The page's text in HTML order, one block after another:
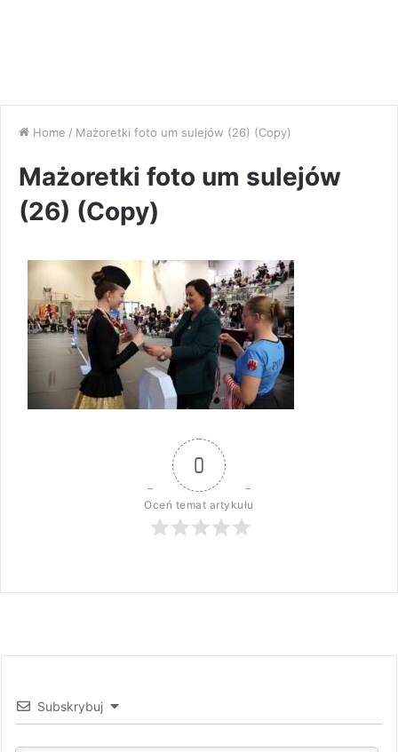
Home / Mażoretki foto um sulejów (26) (Copy)
Mażoretki foto um sulejów
(26) (Copy)
0
Oceń temat artykułu
Subskrybuj